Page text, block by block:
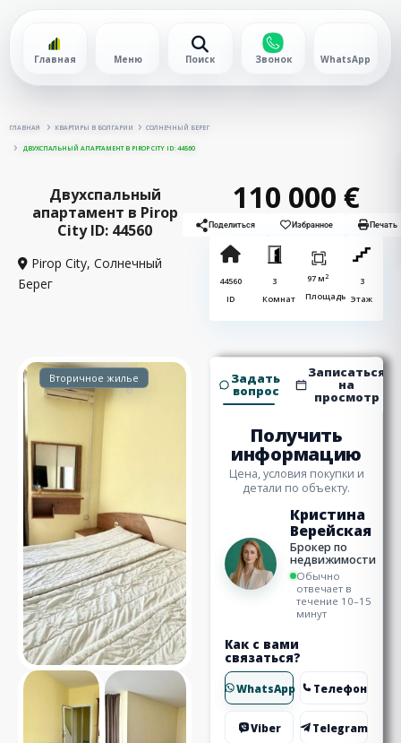
Главная Меню Поиск Звонок WhatsApp
ГЛАВНАЯ КВАРТИРЫ В БОЛГАРИИ СОЛНЕЧНЫЙ БЕРЕГ
ДВУХСПАЛЬНЫЙ АПАРТАМЕНТ В PIROP CITY ID: 44560
Двухспальный
апартамент в Pirop
City ID: 44560
Pirop City, Солнечный
Берег
110 000 €
Поделиться Избранное Печать
44560
ID
3
Комнат
97 м2
Площадь
3
Этаж
Вторичное жилье Задать
вопрос
Записаться
на
просмотр
Получить
информацию
Цена, условия покупки и
детали по объекту.
Кристина
Верейская
Брокер по
недвижимости
Обычно
отвечает в
течение 10–15
минут
Как с вами
связаться?
WhatsApp Телефон
Viber Telegram